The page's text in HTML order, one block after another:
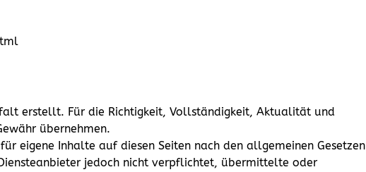
erstellt. Für die Richtigkeit, Vollständigkeit, Aktualität und
übernehmen.
eigene Inhalte auf diesen Seiten nach den allgemeinen Gesetzen
jedoch nicht verpflichtet, übermittelte oder